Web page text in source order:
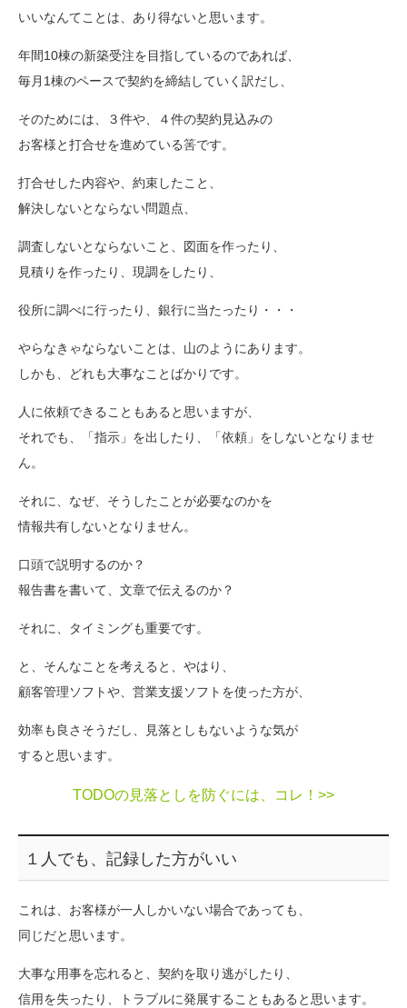
いいなんてことは、あり得ないと思います。
年間10棟の新築受注を目指しているのであれば、
毎月1棟のペースで契約を締結していく訳だし、
そのためには、３件や、４件の契約見込みの
お客様と打合せを進めている筈です。
打合せした内容や、約束したこと、
解決しないとならない問題点、
調査しないとならないこと、図面を作ったり、
見積りを作ったり、現調をしたり、
役所に調べに行ったり、銀行に当たったり・・・
やらなきゃならないことは、山のようにあります。
しかも、どれも大事なことばかりです。
人に依頼できることもあると思いますが、
それでも、「指示」を出したり、「依頼」をしないとなりませ
ん。
それに、なぜ、そうしたことが必要なのかを
情報共有しないとなりません。
口頭で説明するのか？
報告書を書いて、文章で伝えるのか？
それに、タイミングも重要です。
と、そんなことを考えると、やはり、
顧客管理ソフトや、営業支援ソフトを使った方が、
効率も良さそうだし、見落としもないような気が
すると思います。
TODOの見落としを防ぐには、コレ！>>
１人でも、記録した方がいい
これは、お客様が一人しかいない場合であっても、
同じだと思います。
大事な用事を忘れると、契約を取り逃がしたり、
信用を失ったり、トラブルに発展することもあると思います。